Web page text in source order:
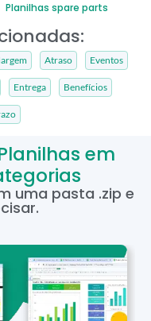
Planilhas spare parts
Atraso Eventos
Entrega Benefícios
em
uma pasta .zip e